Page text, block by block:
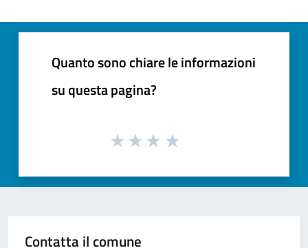
Quanto sono chiare le informazioni
su questa pagina?
Contatta il comune